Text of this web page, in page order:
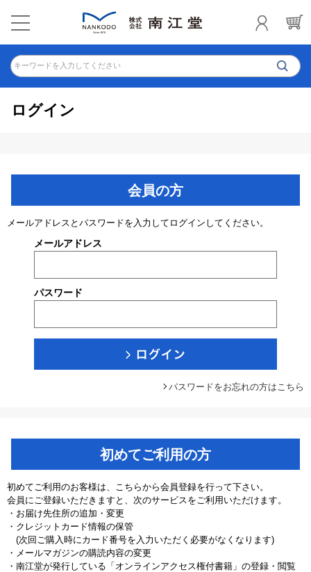
キーワードを入力してください
ログイン
会員の方
メールアドレスとパスワードを入力してログインしてください。
メールアドレス
パスワード
パスワードをお忘れの方はこちら
初めてご利用の方
初めてご利用のお客様は、こちらから会員登録を行って下さい。
会員にご登録いただきますと、次のサービスをご利用いただけます。
・お届け先住所の追加・変更
・クレジットカード情報の保管
(次回ご購入時にカード番号を入力いただく必要がなくなります)
・メールマガジンの購読内容の変更
・南江堂が発行している「オンラインアクセス権付書籍」の登録・閲覧